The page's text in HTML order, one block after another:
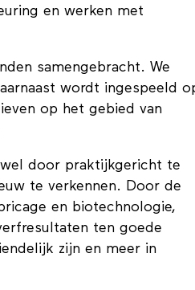
ervaren de inwoners van
en werken met
samengebracht. We
wordt ingespeeld op
op het gebied van
door praktijkgericht te
te verkennen. Door de
en biotechnologie,
ten goede
zijn en meer in